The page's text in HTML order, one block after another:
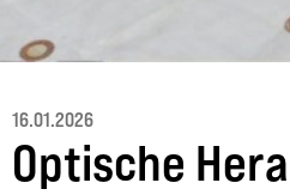
16.01.2026
Optische